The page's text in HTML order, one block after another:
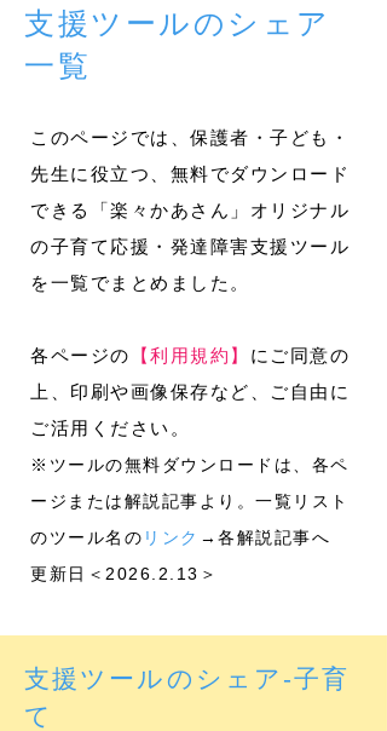
支援ツールのシェア
一覧
​このページでは、保護者・子ども・
先生に役立つ、無料でダウンロード
できる「楽々かあさん」オリジナル
の子育て応援・発達障害支援ツール
を一覧でまとめました。
各ページの 【利用規約】 にご同意の
上、印刷や画像保存など、ご自由に
ご活用ください。
※ツールの無料ダウンロードは、各ペ
ージまたは解説記事より。一覧リスト
のツール名の リンク →各解説記事へ
​更新日＜2026.2.13＞
支援ツールのシェア-子育
て